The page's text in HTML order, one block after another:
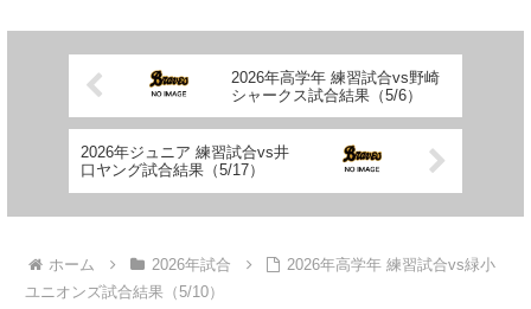
2026年高学年 練習試合vs野崎
シャークス試合結果（5/6）
2026年ジュニア 練習試合vs井
口ヤング試合結果（5/17）
ホーム 2026年試合
2026年高学年 練習試合vs緑小
ユニオンズ試合結果（5/10）